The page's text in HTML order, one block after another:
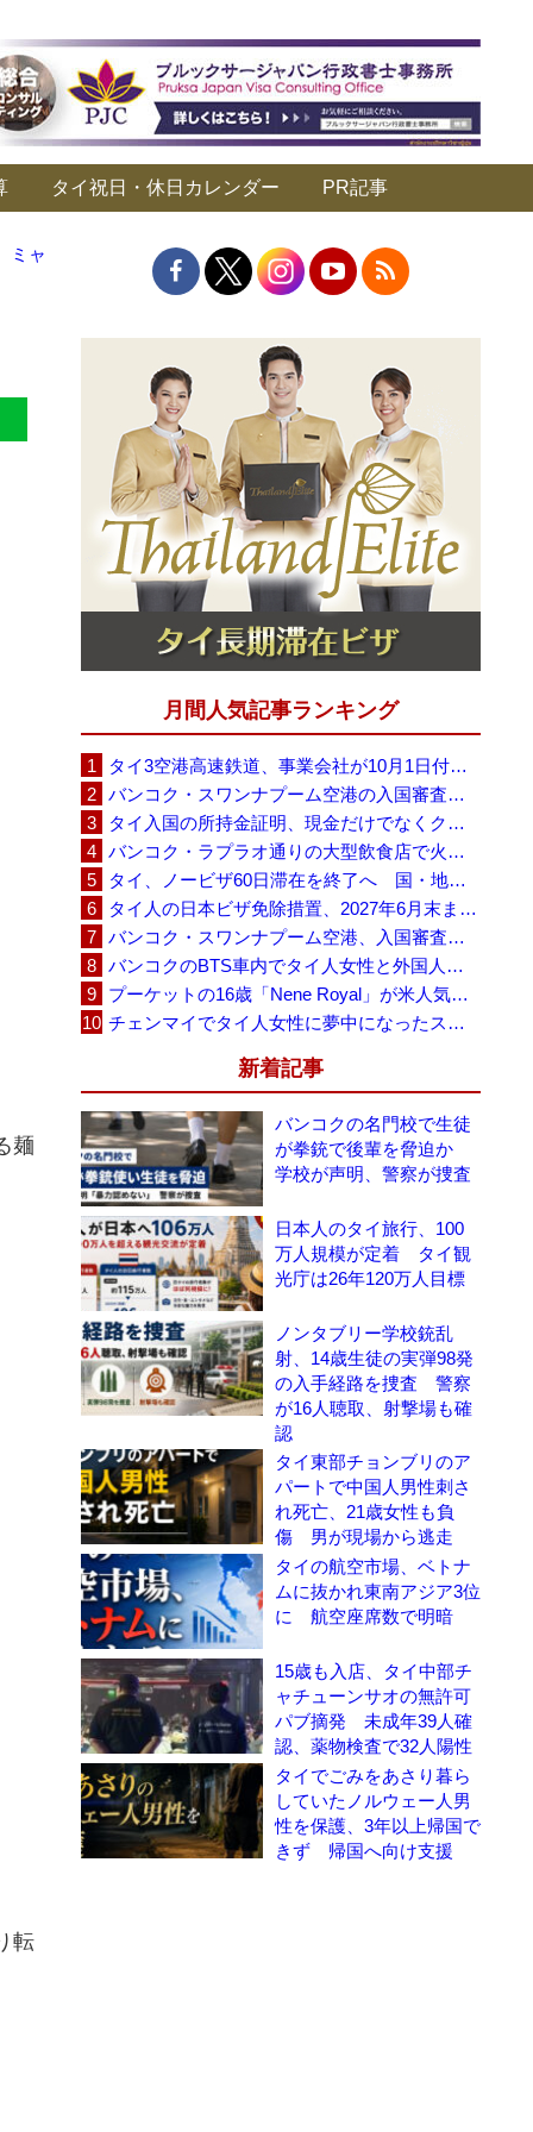
タイ祝日・休日カレンダー PR記事
ミャ
麺
転
月間人気記事ランキング
タイ3空港高速鉄道、事業会社が10月1日付の契約終了を通知 「現時点での撤退決定ではない」
バンコク・スワンナプーム空港の入国審査に長蛇の列、SNSで「3～4時間待ち」との投稿が拡散
タイ入国の所持金証明、現金だけでなくクレジットカードや銀行明細も提示可能
バンコク・ラプラオ通りの大型飲食店で火災、27人死亡・多数負傷
タイ、ノービザ60日滞在を終了へ 国・地域別に30日・15日へ再編
タイ人の日本ビザ免除措置、2027年6月末まで延長 不安広がる中でひとまず安堵
バンコク・スワンナプーム空港、入国審査で2～3時間待ちの時間帯も 審査厳格化と人員不足が影響か
バンコクのBTS車内でタイ人女性と外国人学生グループが口論、騒音めぐる動画が拡散
プーケットの16歳「Nene Royal」が米人気番組で圧巻の演奏、審査員4人全員が「Yes」
チェンマイでタイ人女性に夢中になったスウェーデン人男性、全財産を失い捨てられる
新着記事
バンコクの名門校で生徒
が拳銃で後輩を脅迫か
学校が声明、警察が捜査
日本人のタイ旅行、100
万人規模が定着 タイ観
光庁は26年120万人目標
ノンタブリー学校銃乱
射、14歳生徒の実弾98発
の入手経路を捜査 警察
が16人聴取、射撃場も確
認
タイ東部チョンブリのア
パートで中国人男性刺さ
れ死亡、21歳女性も負
傷 男が現場から逃走
タイの航空市場、ベトナ
ムに抜かれ東南アジア3位
に 航空座席数で明暗
15歳も入店、タイ中部チ
ャチューンサオの無許可
パブ摘発 未成年39人確
認、薬物検査で32人陽性
タイでごみをあさり暮ら
していたノルウェー人男
性を保護、3年以上帰国で
きず 帰国へ向け支援